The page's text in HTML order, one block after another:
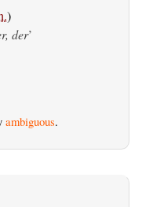
)
der’
ambiguous.